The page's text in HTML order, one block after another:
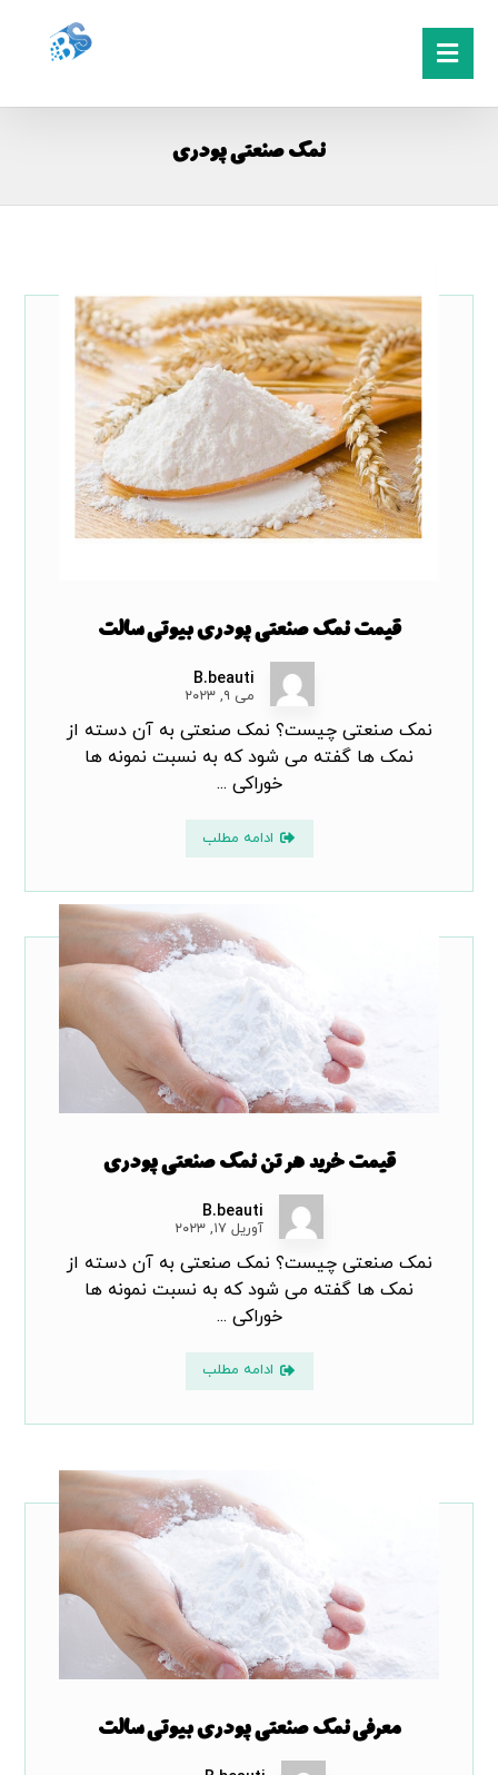
نمک صنعتی پودری
قیمت نمک صنعتی پودری بیوتی سالت
B.beauti
می ۹, ۲۰۲۳
نمک صنعتی چیست؟ نمک صنعتی به آن دسته از
نمک ها گفته می شود که به نسبت نمونه ها
خوراکی ...
ادامه مطلب
قیمت خرید هر تن نمک صنعتی پودری
B.beauti
آوریل ۱۷, ۲۰۲۳
نمک صنعتی چیست؟ نمک صنعتی به آن دسته از
نمک ها گفته می شود که به نسبت نمونه ها
خوراکی ...
ادامه مطلب
معرفی نمک صنعتی پودری بیوتی سالت